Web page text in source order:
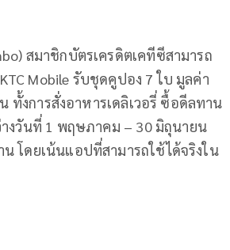
สมาชิกบัตรเครดิตเคทีซีสามารถ
Mobile รับชุดคูปอง 7 ใบ มูลค่า
ทั้งการสั่งอาหารเดลิเวอรี่ ซื้อดีลทาน
งวันที่ 1 พฤษภาคม – 30 มิถุนายน
โดยเน้นแอปที่สามารถใช้ได้จริงใน